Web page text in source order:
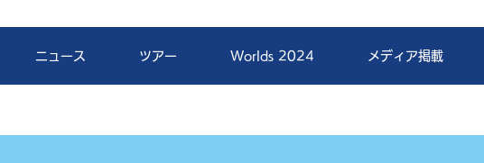
ニュース ツアー Worlds 2024 メディア掲載